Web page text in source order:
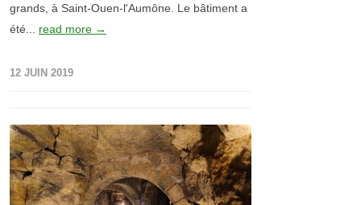
grands, à Saint-Ouen-l'Aumône. Le bâtiment a
été... read more →
12 JUIN 2019